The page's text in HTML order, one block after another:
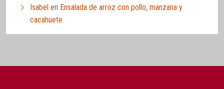
Isabel en Ensalada de arroz con pollo, manzana y
cacahuete